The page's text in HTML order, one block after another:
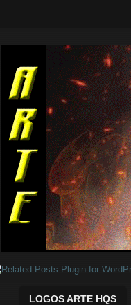
Quadrinhos Marvel e DC
LOGOS ARTE HQS